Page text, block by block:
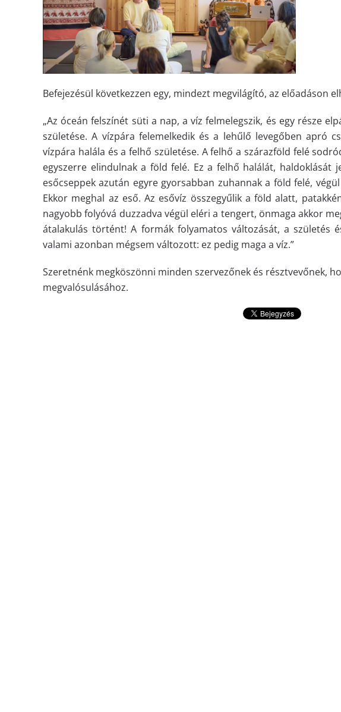
Befejezésül következzen egy, mindezt megvilágító, az előadáson
„Az óceán felszínét süti a nap, a víz felmelegszik, és egy része
születése. A vízpára felemelkedik és a lehűlő levegőben apró
vízpára halála és a felhő születése. A felhő a szárazföld felé
egyszerre elindulnak a föld felé. Ez a felhő halálát, haldoklását
esőcseppek azután egyre gyorsabban zuhannak a föld felé,
Ekkor meghal az eső. Az esővíz összegyűlik a föld alatt,
nagyobb folyóvá duzzadva végül eléri a tengert, önmaga akkor
átalakulás történt! A formák folyamatos változását, a születés
valami azonban mégsem változott: ez pedig maga a víz.”
Szeretnénk megköszönni minden szervezőnek és résztvevőnek,
megvalósulásához.